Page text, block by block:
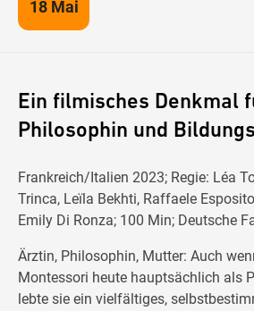
18 Mai
Ein filmisches Denkmal
Philosophin und
Frankreich/Italien 2023; Regie: Léa
Trinca, Leïla Bekhti, Raffaele
Emily Di Ronza; 100 Min; Deutsche
Ärztin, Philosophin, Mutter: Auch
Montessori heute hauptsächlich als
lebte sie ein vielfältiges,